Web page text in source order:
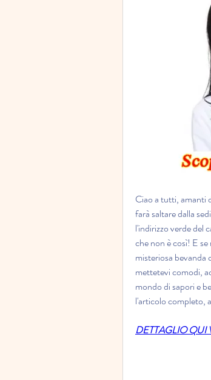
Ciao a tutti, amanti
farà saltare dalla
l'indirizzo verde del
che non è così! E
misteriosa
mettetevi comodi,
mondo di sapori e
l'articolo completo,
DETTAGLIO QUI